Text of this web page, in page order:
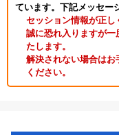
ています。下記メッセー
セッション情報が正し
誠に恐れ入りますが
たします。
解決されない場合は
ください。